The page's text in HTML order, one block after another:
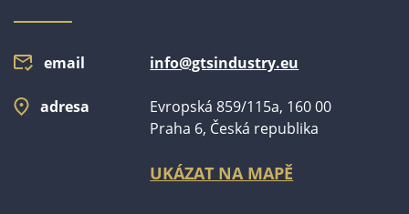
email info@gtsindustry.eu
adresa
Evropská 859/115a, 160 00
Praha 6, Česká republika
UKÁZAT NA MAPĚ